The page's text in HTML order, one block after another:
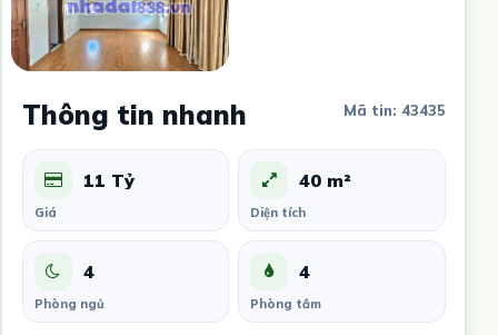
Thông tin nhanh Mã tin: 43435
11 Tỷ
Giá
40 m²
Diện tích
4
Phòng ngủ
4
Phòng tắm